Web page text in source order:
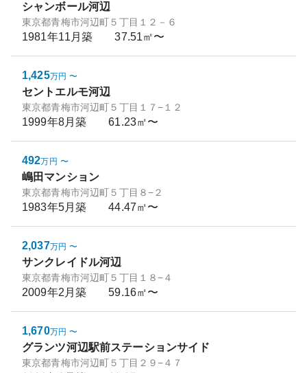
シャンボール河辺
東京都青梅市河辺町５丁目１２－６
1981年11月築 37.51㎡〜
1,425万円 〜
セントエルモ河辺
東京都青梅市河辺町５丁目１７−１２
1999年8月築 61.23㎡〜
492万円 〜
嶋田マンション
東京都青梅市河辺町５丁目８−２
1983年5月築 44.47㎡〜
2,037万円 〜
サンクレイドル河辺
東京都青梅市河辺町５丁目１８−４
2009年2月築 59.16㎡〜
1,670万円 〜
グランツ河辺駅前ステーションサイド
東京都青梅市河辺町５丁目２９−４７